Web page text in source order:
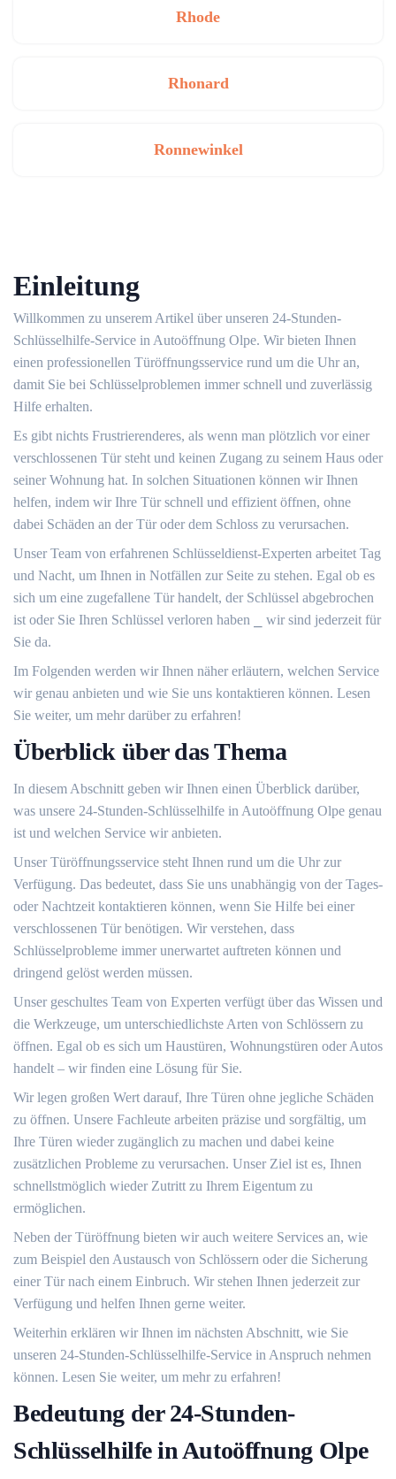
Rhode
Rhonard
Ronnewinkel
Einleitung
Willkommen zu unserem Artikel über unseren 24-Stunden-
Schlüsselhilfe-Service in Autoöffnung Olpe.​ Wir bieten Ihnen
einen professionellen Türöffnungsservice rund um die Uhr an,
damit Sie bei Schlüsselproblemen immer schnell und zuverlässig
Hilfe erhalten.​
Es gibt nichts Frustrierenderes, als wenn man plötzlich vor einer
verschlossenen Tür steht und keinen Zugang zu seinem Haus oder
seiner Wohnung hat.​ In solchen Situationen können wir Ihnen
helfen, indem wir Ihre Tür schnell und effizient öffnen, ohne
dabei Schäden an der Tür oder dem Schloss zu verursachen.​
Unser Team von erfahrenen Schlüsseldienst-Experten arbeitet Tag
und Nacht, um Ihnen in Notfällen zur Seite zu stehen.​ Egal ob es
sich um eine zugefallene Tür handelt, der Schlüssel abgebrochen
ist oder Sie Ihren Schlüssel verloren haben ⎯ wir sind jederzeit für
Sie da.​
Im Folgenden werden wir Ihnen näher erläutern, welchen Service
wir genau anbieten und wie Sie uns kontaktieren können.​ Lesen
Sie weiter, um mehr darüber zu erfahren!​
Überblick über das Thema
In diesem Abschnitt geben wir Ihnen einen Überblick darüber,
was unsere 24-Stunden-Schlüsselhilfe in Autoöffnung Olpe genau
ist und welchen Service wir anbieten.
Unser Türöffnungsservice steht Ihnen rund um die Uhr zur
Verfügung.​ Das bedeutet, dass Sie uns unabhängig von der Tages-
oder Nachtzeit kontaktieren können, wenn Sie Hilfe bei einer
verschlossenen Tür benötigen.​ Wir verstehen, dass
Schlüsselprobleme immer unerwartet auftreten können und
dringend gelöst werden müssen.​
Unser geschultes Team von Experten verfügt über das Wissen und
die Werkzeuge, um unterschiedlichste Arten von Schlössern zu
öffnen. Egal ob es sich um Haustüren, Wohnungstüren oder Autos
handelt ‒ wir finden eine Lösung für Sie.​
Wir legen großen Wert darauf, Ihre Türen ohne jegliche Schäden
zu öffnen.​ Unsere Fachleute arbeiten präzise und sorgfältig, um
Ihre Türen wieder zugänglich zu machen und dabei keine
zusätzlichen Probleme zu verursachen.​ Unser Ziel ist es, Ihnen
schnellstmöglich wieder Zutritt zu Ihrem Eigentum zu
ermöglichen.​
Neben der Türöffnung bieten wir auch weitere Services an, wie
zum Beispiel den Austausch von Schlössern oder die Sicherung
einer Tür nach einem Einbruch.​ Wir stehen Ihnen jederzeit zur
Verfügung und helfen Ihnen gerne weiter.​
Weiterhin erklären wir Ihnen im nächsten Abschnitt, wie Sie
unseren 24-Stunden-Schlüsselhilfe-Service in Anspruch nehmen
können.​ Lesen Sie weiter, um mehr zu erfahren!​
Bedeutung der 24-Stunden-
Schlüsselhilfe in Autoöffnung Olpe